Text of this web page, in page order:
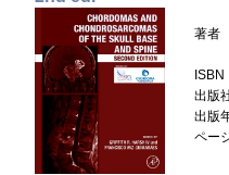
著者
ISBN
出版
出版
ペー